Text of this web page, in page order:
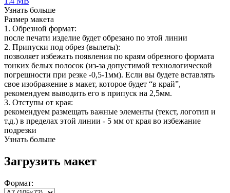
Узнать больше
Размер макета
1. Обрезной формат:
после печати изделие будет обрезано по этой линии
2. Припуски под обрез (вылеты):
позволяет избежать появления по краям обрезного формата
тонких белых полосок (из-за допустимой технологической
погрешности при резке -0,5-1мм). Если вы будете вставлять
свое изображение в макет, которое будет “в край”,
рекомендуем выводить его в припуск на 2,5мм.
3. Отступы от края:
рекомендуем размещать важные элементы (текст, логотип и
т.д.) в пределах этой линии - 5 мм от края во избежание
подрезки
Узнать больше
Загрузить макет
Формат: